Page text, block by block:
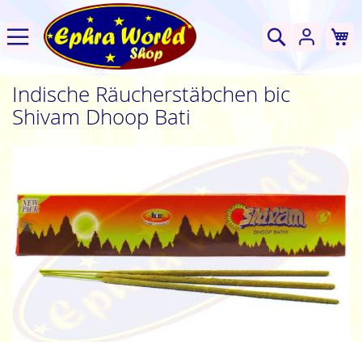
Suche
Indische Räucherstäbchen bic
Shivam Dhoop Bati
Bildgalerie
springen